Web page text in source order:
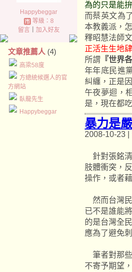
Happybeggar
等級：8
留言｜ 加入好友
文章推薦人 (4)
高梁58度
方總統候選人的官
方網站
臥龍先生
Happybeggar
為的只是能
而蔡英文為
本教義派，
釋昭慧法師
正活生生地
所謂 『世界
年年底民進
糾纏，正是
午夜夢迴，
是，現在都
暴力是
2008-10-23 |
針對張銘清
肢體衝突，
操作，或者
然而台灣民
已不是誰能
的是台灣全
應為了避免
筆者對那些
不寄予期望